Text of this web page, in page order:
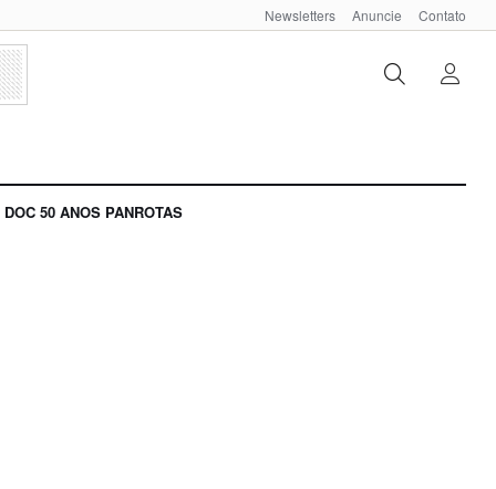
Newsletters Anuncie Contato
DOC 50 ANOS PANROTAS